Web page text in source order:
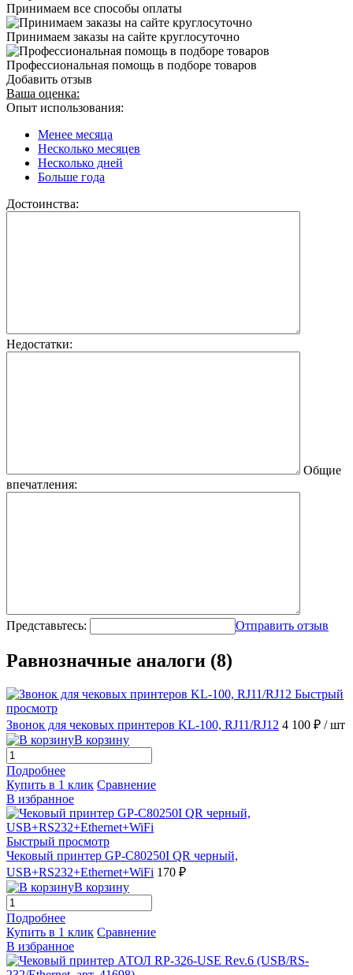
Принимаем все способы оплаты
Принимаем заказы на сайте круглосуточно
Профессиональная помощь в подборе товаров
Добавить отзыв
Ваша оценка:
Опыт использования:
Менее месяца
Несколько месяцев
Несколько дней
Больше года
Достоинства:
Недостатки:
Общие
впечатления:
Представьтесь: Отправить отзыв
Равнозначные аналоги (8)
Быстрый
просмотр
Звонок для чековых принтеров KL-100, RJ11/RJ12 4 100 ₽ / шт
В корзину
Подробнее
Купить в 1 клик Сравнение
В избранное
Быстрый просмотр
Чековый принтер GP-С80250I QR черный,
USB+RS232+Ethernet+WiFi 170 ₽
В корзину
Подробнее
Купить в 1 клик Сравнение
В избранное